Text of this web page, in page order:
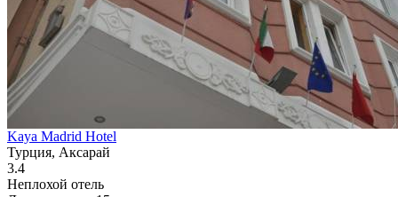
Kaya Madrid Hotel
Турция, Аксарай
3.4
Неплохой отель